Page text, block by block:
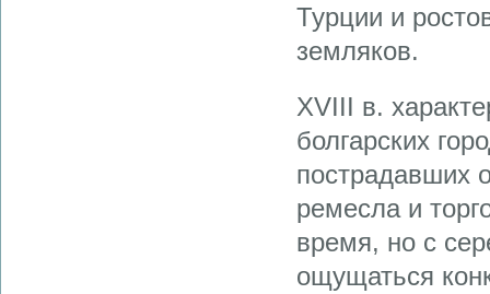
Турции и
земляков.
XVIII в.
болгарских
пострадавших
ремесла и
время, но с
ощущаться